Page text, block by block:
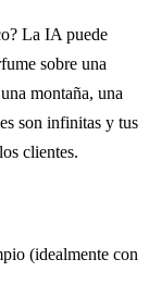
La IA puede
sobre una
montaña, una
son infinitas y tus
clientes.
(idealmente con